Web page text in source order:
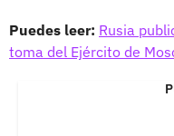
Puedes leer: Rusia
toma del Ejército de